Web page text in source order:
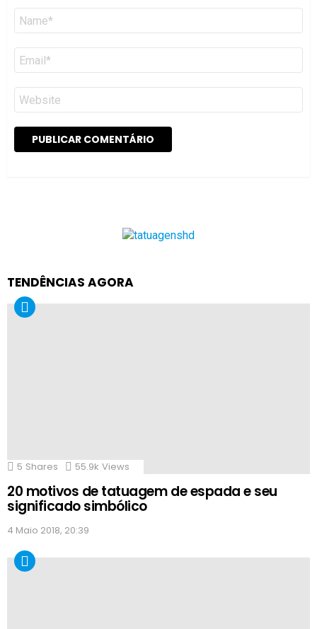
Nome
Email
Site
TENDÊNCIAS AGORA
5 Shares 55.9k Views
20 motivos de tatuagem de espada e seu
significado simbólico
4 Maio 2018, 20:39